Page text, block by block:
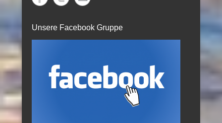
Unsere Facebook Gruppe